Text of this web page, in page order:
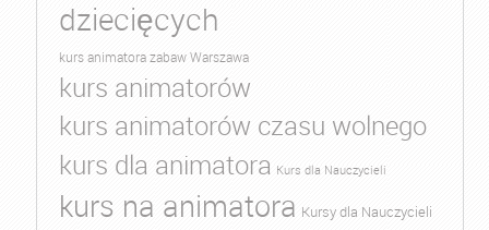
dziecięcych
kurs animatora zabaw Warszawa
kurs animatorów
kurs animatorów czasu wolnego
kurs dla animatora Kurs dla Nauczycieli
kurs na animatora Kursy dla Nauczycieli